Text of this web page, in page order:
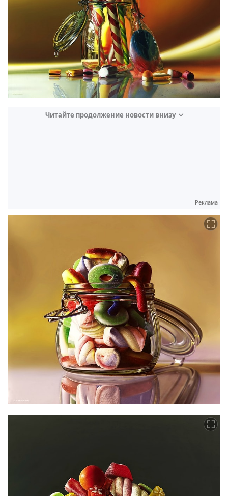
Читайте продолжение новости внизу
Реклама